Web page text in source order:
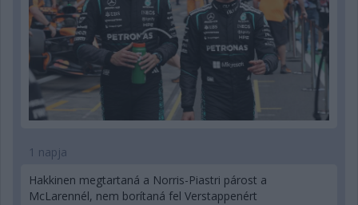
1 napja
Hakkinen megtartaná a Norris-Piastri párost a
McLarennél, nem borítaná fel Verstappenért